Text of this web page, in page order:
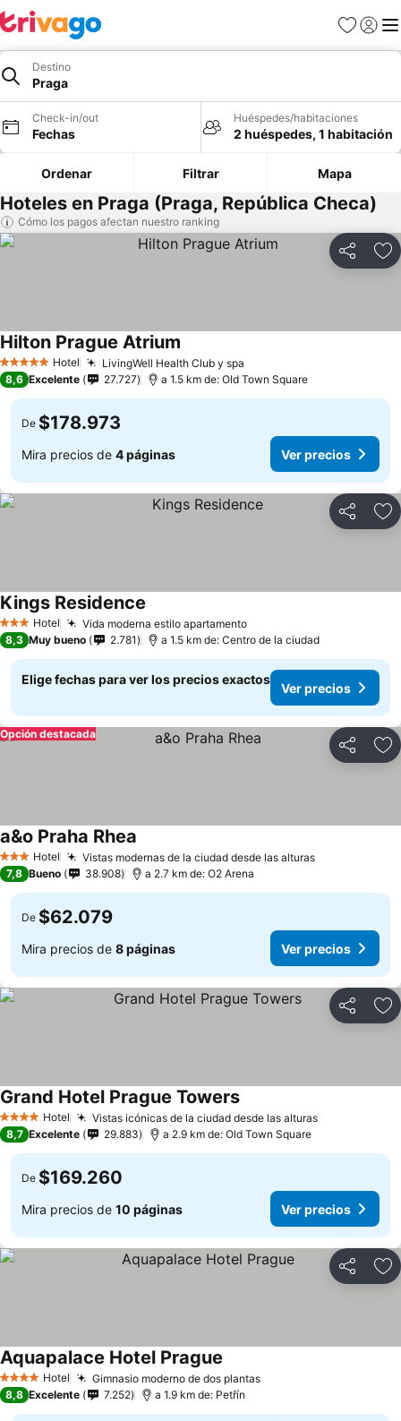
Favoritos
Iniciar
Destino
Praga
Check-in/out
Fechas
Huéspedes/habitaciones
2 huéspedes, 1 habitación
Ordenar Filtrar Mapa
Hoteles en Praga (Praga, República Checa)
Cómo los pagos afectan nuestro ranking
Compartir
5 Estrellas Hotel LivingWell Health Club y spa
Hilton Prague Atrium
8,6 Excelente 27.727 a 1.5 km de: Old Town Square
De $178.973
Mira precios de 4 páginas Ver precios
Compartir
3 Estrellas
Hotel Vida moderna estilo apartamentoVer precios
Kings Residence
8,3 Muy bueno 2.781 a 1.5 km de: Centro de la ciudad
Elige fechas para ver los precios exactos
Ver precios
Compartir
Opción destacada
3 Estrellas
Hotel Vistas modernas de la ciudad desde las alturasVer precios
a&o Praha Rhea
7,8 Bueno 38.908 a 2.7 km de: O2 Arena
De $62.079
Mira precios de 8 páginas Ver precios
Compartir
4 EstrellasHotel Vistas icónicas de la ciudad desde las alturasVer precios
Grand Hotel Prague TowersVer precios
8,7 Excelente 29.883 a 2.9 km de: Old Town Square
De $169.260
Mira precios de 10 páginas Ver precios
Compartir
4 EstrellasHotel Gimnasio moderno de dos plantasVer precios
Aquapalace Hotel Prague
8,8 Excelente 7.252 a 1.9 km de: Petřín